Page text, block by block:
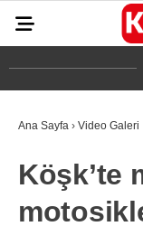
GALERİ
ASAYİŞ
EĞİTİM
Ana Sayfa › Video Galeri
Köşk’te